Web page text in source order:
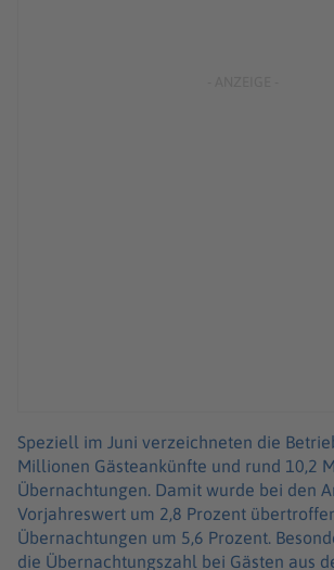
Speziell im Juni verzeichneten die
Millionen Gästeankünfte und rund 10,2
Übernachtungen. Damit wurde bei den
Vorjahreswert um 2,8 Prozent
Übernachtungen um 5,6 Prozent.
die Übernachtungszahl bei Gästen aus